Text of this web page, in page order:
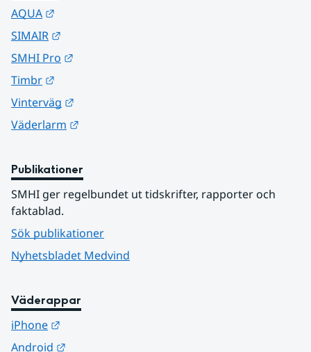
AQUA
SIMAIR
SMHI Pro
Timbr
Vinterväg
Väderlarm
Publikationer
SMHI ger regelbundet ut tidskrifter, rapporter och
faktablad.
Sök publikationer
Nyhetsbladet Medvind
Väderappar
iPhone
Android